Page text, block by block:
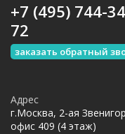
+7 (495) 744-
72
заказать обратный
Адрес
г.Москва, 2-ая
офис 409 (4 этаж)